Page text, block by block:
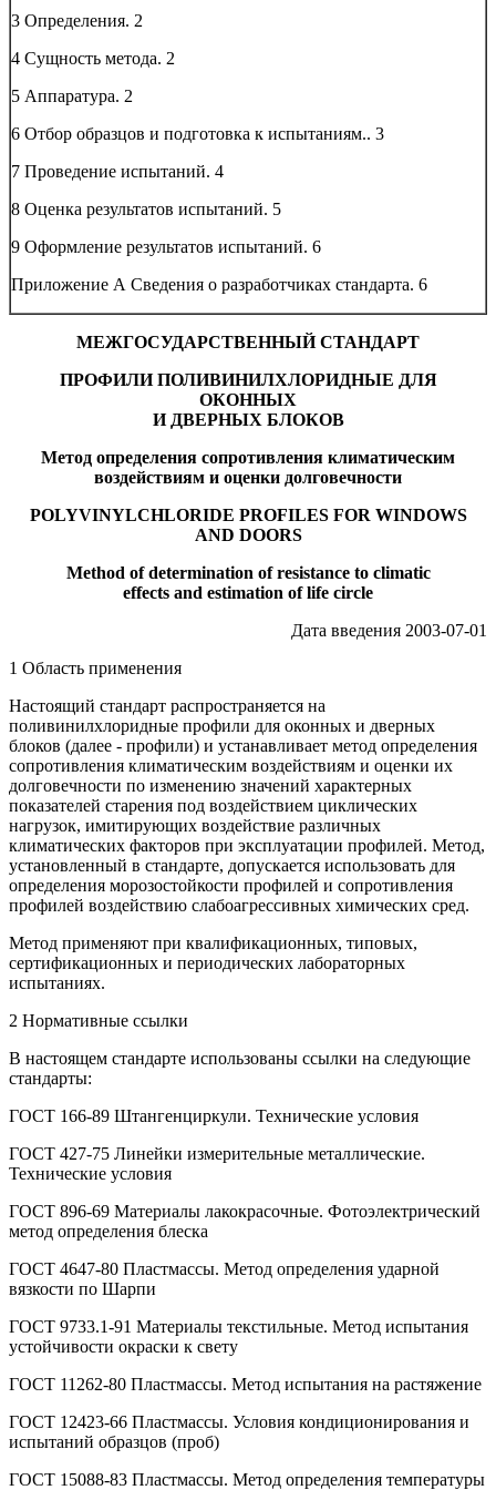
3 Определения. 2
4 Сущность метода. 2
5 Аппаратура. 2
6 Отбор образцов и подготовка к испытаниям.. 3
7 Проведение испытаний. 4
8 Оценка результатов испытаний. 5
9 Оформление результатов испытаний. 6
Приложение А Сведения о разработчиках стандарта. 6
МЕЖГОСУДАРСТВЕННЫЙ СТАНДАРТ
ПРОФИЛИ ПОЛИВИНИЛХЛОРИДНЫЕ ДЛЯ
ОКОННЫХ
И ДВЕРНЫХ БЛОКОВ
Метод определения сопротивления климатическим
воздействиям и оценки долговечности
POLYVINYLCHLORIDE PROFILES FOR WINDOWS
AND DOORS
Method of determination of resistance to climatic
effects and estimation of life circle
Дата введения 2003-07-01
1 Область применения
Настоящий стандарт распространяется на
поливинилхлоридные профили для оконных и дверных
блоков (далее - профили) и устанавливает метод определения
сопротивления климатическим воздействиям и оценки их
долговечности по изменению значений характерных
показателей старения под воздействием циклических
нагрузок, имитирующих воздействие различных
климатических факторов при эксплуатации профилей. Метод,
установленный в стандарте, допускается использовать для
определения морозостойкости профилей и сопротивления
профилей воздействию слабоагрессивных химических сред.
Метод применяют при квалификационных, типовых,
сертификационных и периодических лабораторных
испытаниях.
2 Нормативные ссылки
В настоящем стандарте использованы ссылки на следующие
стандарты:
ГОСТ 166-89 Штангенциркули. Технические условия
ГОСТ 427-75 Линейки измерительные металлические.
Технические условия
ГОСТ 896-69 Материалы лакокрасочные. Фотоэлектрический
метод определения блеска
ГОСТ 4647-80 Пластмассы. Метод определения ударной
вязкости по Шарпи
ГОСТ 9733.1-91 Материалы текстильные. Метод испытания
устойчивости окраски к свету
ГОСТ 11262-80 Пластмассы. Метод испытания на растяжение
ГОСТ 12423-66 Пластмассы. Условия кондиционирования и
испытаний образцов (проб)
ГОСТ 15088-83 Пластмассы. Метод определения температуры